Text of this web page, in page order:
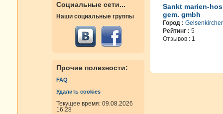
Социальные сети...
Наши социальные группы
Прочие полезности:
FAQ
Удалить cookies
Текущее время: 09.08.2026
16:28
Sankt marien-
gem. gmbh
Город :
Рейтинг : 5
Отзывов : 1